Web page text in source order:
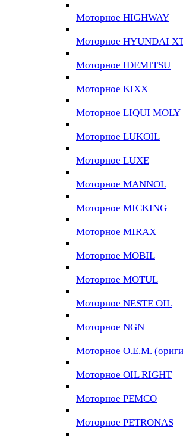
Моторное HIGHWAY
Моторное HYUNDAI
Моторное IDEMITSU
Моторное KIXX
Моторное LIQUI MOLY
Моторное LUKOIL
Моторное LUXE
Моторное MANNOL
Моторное MICKING
Моторное MIRAX
Моторное MOBIL
Моторное MOTUL
Моторное NESTE OIL
Моторное NGN
Моторное O.E.M.
Моторное OIL RIGHT
Моторное PEMCO
Моторное PETRONAS